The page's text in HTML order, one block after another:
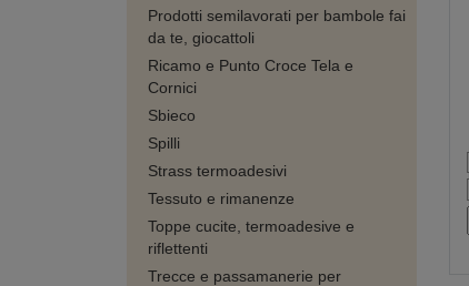
Prodotti semilavorati per bambole fai
da te, giocattoli
Ricamo e Punto Croce Tela e
Cornici
Sbieco
Spilli
Strass termoadesivi
Tessuto e rimanenze
Toppe cucite, termoadesive e
riflettenti
Trecce e passamanerie per